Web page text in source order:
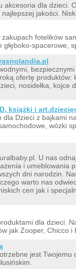
dla dzieci.
jakości.
fotelików
spacerowe,
ofertę produktów:
nosidełka, kojce
książki i
Dzieci z bajkami
wózki
U nas
i umeblowania
dni narodzin.
warto nas
cen jak i
dla dzieci.
jak Zooper, Chicco i
jest Twojemu